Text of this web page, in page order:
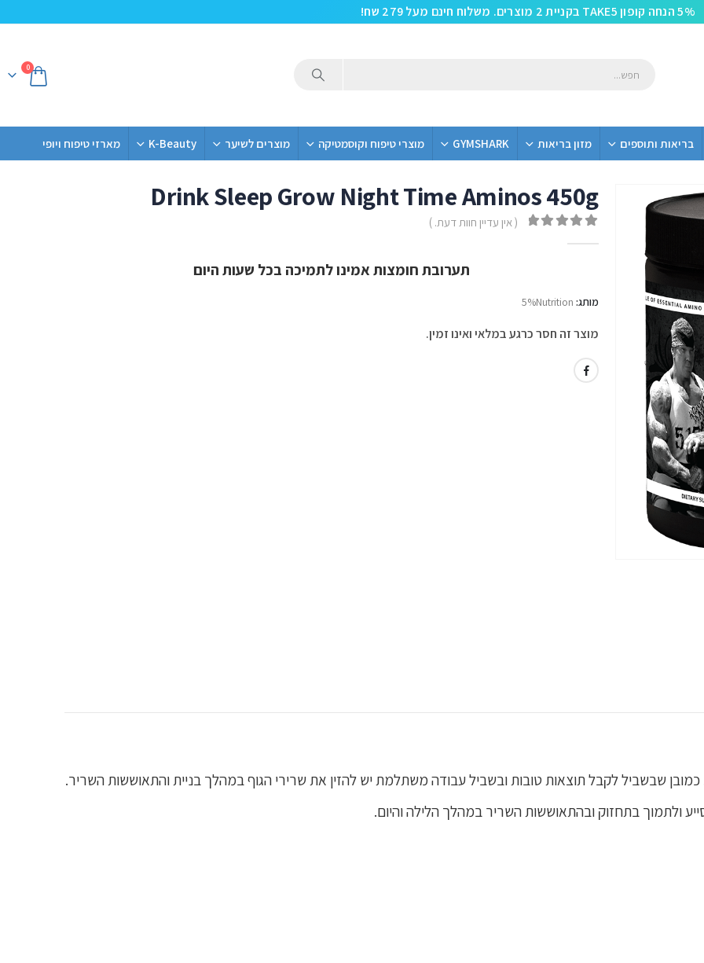
5% הנחה קופון TAKE5 בקניית 2 מוצרים. משלוח חינם מעל 279 שח!
0
בריאות ותוספים מזון בריאות GYMSHARK מוצרי טיפוח וקוסמטיקה מוצרים לשיער K-Beauty מארזי טיפוח ויופי
Drink Sleep Grow Night Time Aminos 450g
( אין עדיין חוות דעת. )
תערובת חומצות אמינו לתמיכה בכל שעות היום
מותג: 5%Nutrition
מוצר זה חסר כרגע במלאי ואינו זמין.
שבשביל לקבל תוצאות טובות ובשביל עבודה משתלמת יש להזין את שרירי הגוף במהלך בניית והתאוששות השריר.
ולתמוך בתחזוק ובהתאוששות השריר במהלך הלילה והיום.